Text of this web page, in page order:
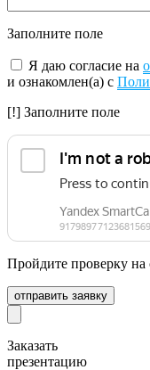
Заполните поле
Я даю согласие на
и ознакомлен(а) с
[!] Заполните поле
Пройдите проверку на
отправить заявку
Заказать
презентацию